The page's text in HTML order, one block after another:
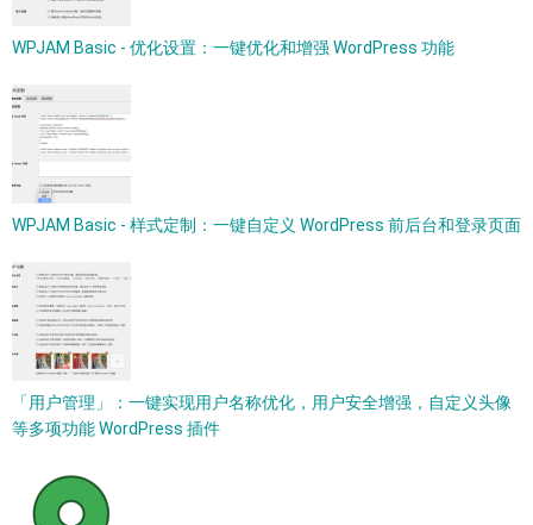
WPJAM Basic - 优化设置：一键优化和增强 WordPress 功能
WPJAM Basic - 样式定制：一键自定义 WordPress 前后台和登录页面
「用户管理」：一键实现用户名称优化，用户安全增强，自定义头像
等多项功能 WordPress 插件